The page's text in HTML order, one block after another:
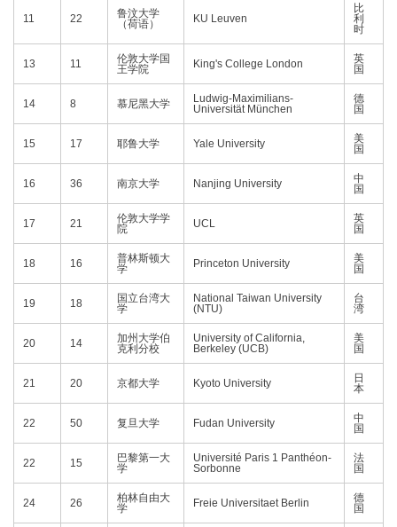
11 22
鲁汶大学
（荷语）
KU Leuven
比
利
时
13 11
伦敦大学国
王学院
King's College London
英
国
14 8 慕尼黑大学
Ludwig-Maximilians-
Universität München
德
国
15 17 耶鲁大学 Yale University
美
国
16 36 南京大学 Nanjing University
中
国
17 21
伦敦大学学
院
UCL
英
国
18 16
普林斯顿大
学
Princeton University
美
国
19 18
国立台湾大
学
National Taiwan University
(NTU)
台
湾
20 14
加州大学伯
克利分校
University of California,
Berkeley (UCB)
美
国
21 20 京都大学 Kyoto University
日
本
22 50 复旦大学 Fudan University
中
国
22 15
巴黎第一大
学
Université Paris 1 Panthéon-
Sorbonne
法
国
24 26
柏林自由大
学
Freie Universitaet Berlin
德
国